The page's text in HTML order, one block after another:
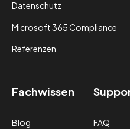
Datenschutz
Microsoft 365 Compliance
Referenzen
Fachwissen
Blog FAQ